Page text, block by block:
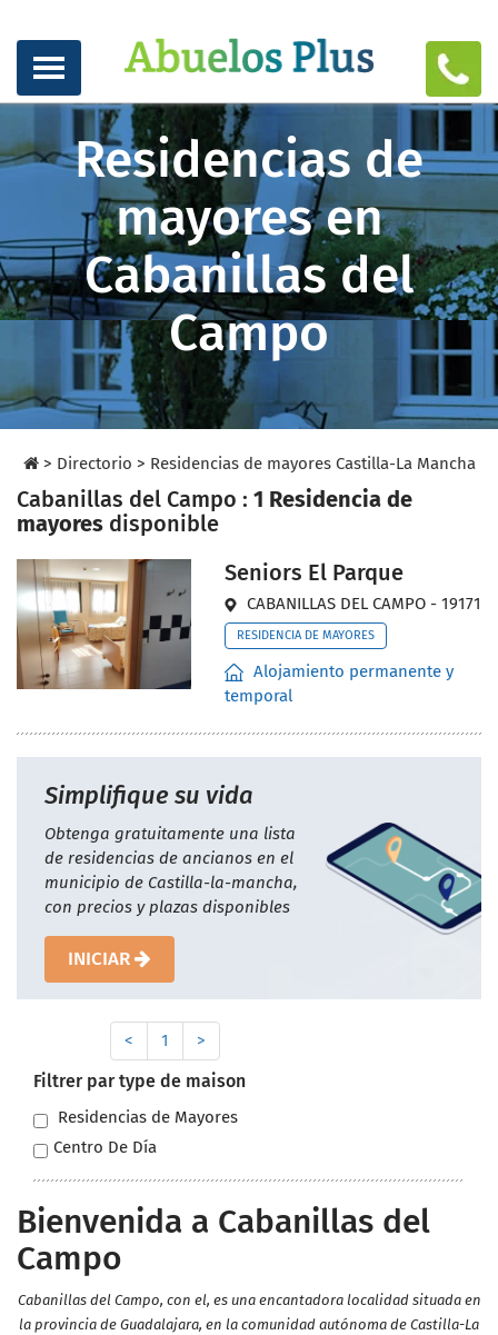
Residencias de
mayores en
Cabanillas del
Campo
> Directorio > Residencias de mayores Castilla-La Mancha
Cabanillas del Campo : 1 Residencia de
mayores disponible
Seniors El Parque
CABANILLAS DEL CAMPO - 19171
RESIDENCIA DE MAYORES
Alojamiento permanente y
temporal
Simplifique su vida
Obtenga gratuitamente una lista
de residencias de ancianos en el
municipio de Castilla-la-mancha,
con precios y plazas disponibles
INICIAR
< 1 >
Filtrer par type de maison
Residencias de Mayores
Centro De Día
Bienvenida a Cabanillas del
Campo
Cabanillas del Campo, con el, es una encantadora localidad situada en
la provincia de Guadalajara, en la comunidad autónoma de Castilla-La